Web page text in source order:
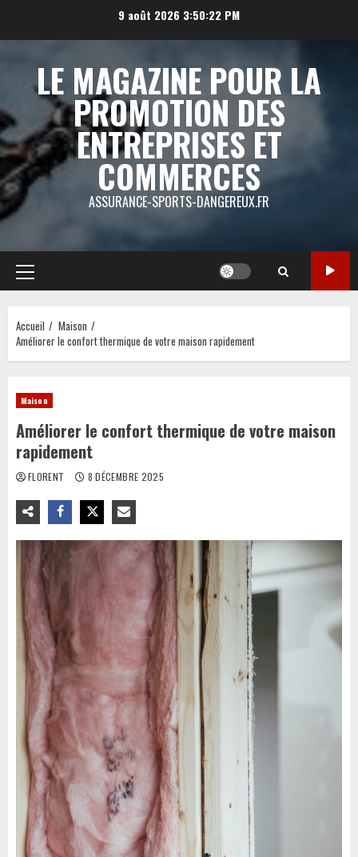
9 août 2026 3:50:23 PM
LE MAGAZINE POUR LA
PROMOTION DES
ENTREPRISES ET
COMMERCES
ASSURANCE-SPORTS-DANGEREUX.FR
Menu
principal
Accueil
Maison
Améliorer le confort thermique de votre maison rapidement
Maison
Améliorer le confort thermique de votre maison
rapidement
FLORENT 8 DÉCEMBRE 2025